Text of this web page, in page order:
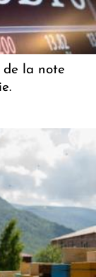
de la note